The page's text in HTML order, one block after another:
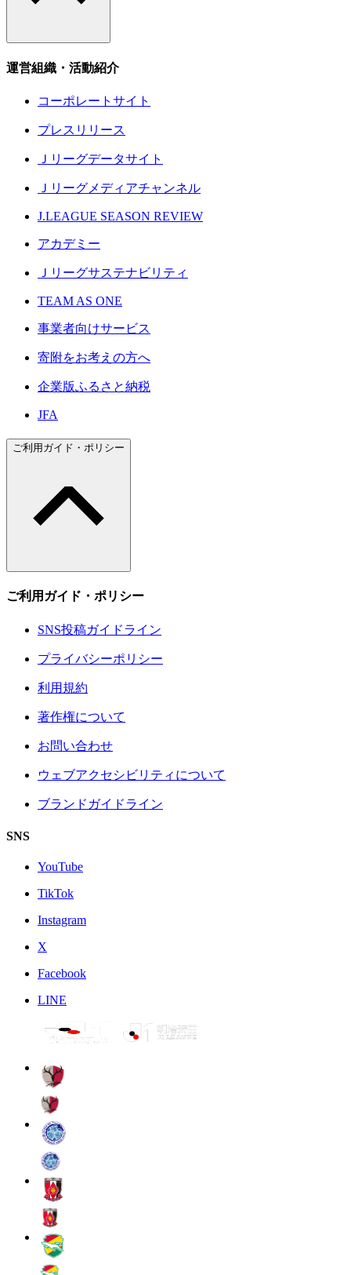
運営組織・活動紹介
コーポレートサイト
プレスリリース
Ｊリーグデータサイト
Ｊリーグメディアチャンネル
J.LEAGUE SEASON REVIEW
アカデミー
Ｊリーグサステナビリティ
TEAM AS ONE
事業者向けサービス
寄附をお考えの方へ
企業版ふるさと納税
JFA
ご利用ガイド・ポリシー
ご利用ガイド・ポリシー
SNS投稿ガイドライン
プライバシーポリシー
利用規約
著作権について
お問い合わせ
ウェブアクセシビリティについて
ブランドガイドライン
SNS
YouTube
TikTok
Instagram
X
Facebook
LINE